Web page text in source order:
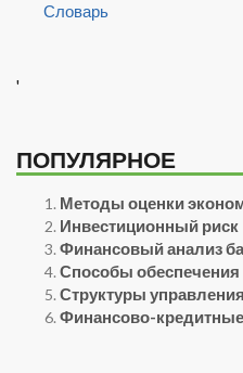
Словарь
'
ПОПУЛЯРНОЕ
Методы оценки
Инвестиционный риск
Финансовый анализ
Способы обеспечения
Структуры
Финансово-